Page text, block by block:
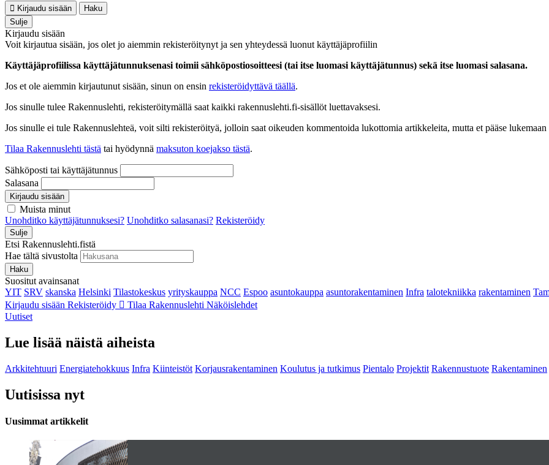
Kirjaudu sisään
Haku
Sulje
Kirjaudu sisään
Voit kirjautua sisään, jos olet jo aiemmin rekisteröitynyt ja sen yhteydessä luonut käyttäjäprofiilin
Käyttäjäprofiilissa käyttäjätunnuksenasi toimii sähköpostiosoitteesi (tai itse luomasi käyttäjätunnus) sekä itse luomasi salasana.
Jos et ole aiemmin kirjautunut sisään, sinun on ensin rekisteröidyttävä täällä.
Jos sinulle tulee Rakennuslehti, rekisteröitymällä saat kaikki rakennuslehti.fi-sisällöt luettavaksesi.
Jos sinulle ei tule Rakennuslehteä, voit silti rekisteröityä, jolloin saat oikeuden kommentoida lukottomia artikkeleita, mutta et pääse
Tilaa Rakennuslehti tästä tai hyödynnä maksuton koejakso tästä.
Sähköposti tai käyttäjätunnus
Salasana
Kirjaudu sisään
Muista minut
Unohditko käyttäjätunnuksesi? Unohditko salasanasi? Rekisteröidy
Sulje
Etsi Rakennuslehti.fistä
Hae tältä sivustolta
Haku
Suositut avainsanat
YIT SRV skanska Helsinki Tilastokeskus yrityskauppa NCC Espoo asuntokauppa asuntorakentaminen Infra talotekniikka rakentaminen
Kirjaudu sisään Rekisteröidy Tilaa Rakennuslehti Näköislehdet
Uutiset
Lue lisää näistä aiheista
Arkkitehtuuri Energiatehokkuus Infra Kiinteistöt Korjausrakentaminen Koulutus ja tutkimus Pientalo Projektit Rakennustuote Rakentaminen
Uutisissa nyt
Uusimmat artikkelit